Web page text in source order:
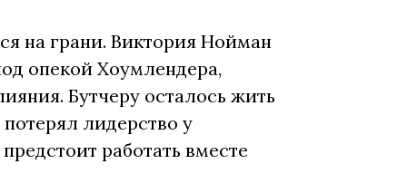
на грани. Виктория Нойман
опекой Хоумлендера,
Бутчеру осталось жить
лидерство у
работать вместе